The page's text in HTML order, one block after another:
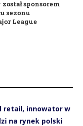
sponsorem
sezonu
League
retail, innowator w
na rynek polski